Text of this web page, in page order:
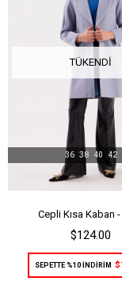
TÜKENDI
Cepli Kısa Kaban
$124.00
36 38 40 42
SEPETTE %10 İNDİRİM